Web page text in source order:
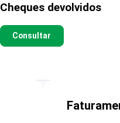
Cheques devolvidos
Consultar